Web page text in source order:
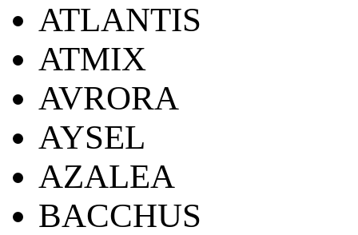
ATLANTIS
ATMIX
AVRORA
AYSEL
AZALEA
BACCHUS